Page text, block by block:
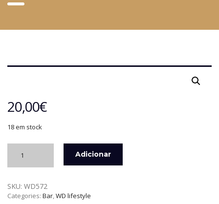
20,00€
18 em stock
SHAKER
BOSTON
800
Adicionar
SKU: WD572
Categories: Bar,WD lifestyle